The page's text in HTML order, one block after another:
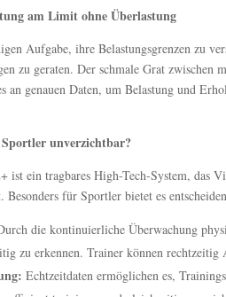
am Limit ohne Überlastung
Aufgabe, ihre Belastungsgrenzen zu
zu geraten. Der schmale Grat
an genauen Daten, um Belastung und
unverzichtbar?
ist ein tragbares High-Tech-System, das
Besonders für Sportler bietet es
die kontinuierliche Überwachung
zu erkennen. Trainer können rechtzeitig
Echtzeitdaten ermöglichen es,